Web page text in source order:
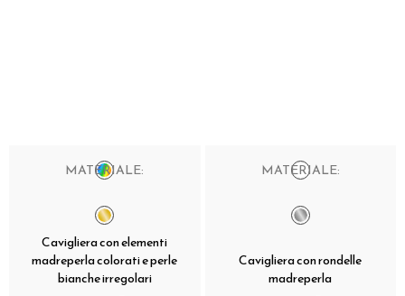
MATERIALE:
Cavigliera con elementi
madreperla colorati e perle
bianche irregolari
MATERIALE:
Cavigliera con rondelle
madreperla